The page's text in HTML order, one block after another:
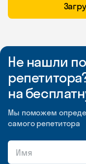
Не нашли
на
Мы поможем
самого репетитора